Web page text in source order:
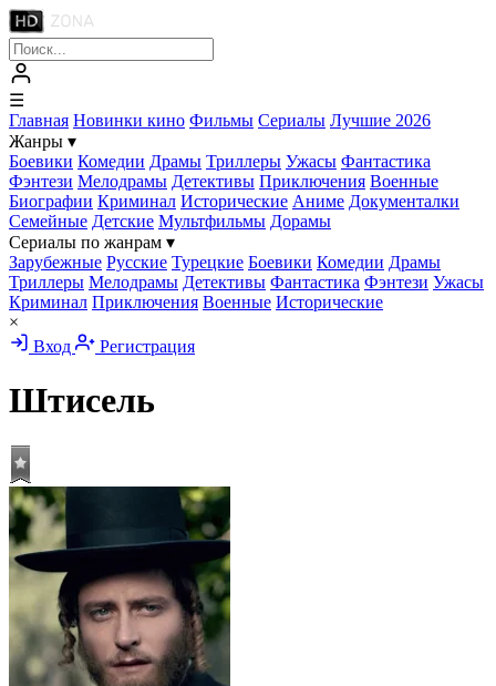
☰
Главная Новинки кино Фильмы Сериалы Лучшие 2026
Жанры ▾
Боевики Комедии Драмы Триллеры Ужасы Фантастика
Фэнтези Мелодрамы Детективы Приключения Военные
Биографии Криминал Исторические Аниме Документалки
Семейные Детские Мультфильмы Дорамы
Сериалы по жанрам ▾
Зарубежные Русские Турецкие Боевики Комедии Драмы
Триллеры Мелодрамы Детективы Фантастика Фэнтези Ужасы
Криминал Приключения Военные Исторические
×
Вход
Регистрация
Штисель